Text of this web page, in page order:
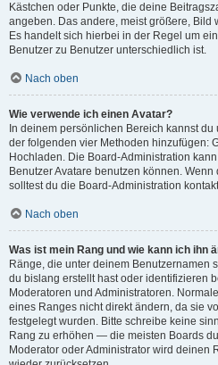
Kästchen oder Punkte, die deine
angeben. Das andere, meist größere, Bild
Es handelt sich hierbei in der Regel um
Benutzer zu Benutzer unterschiedlich ist.
Nach oben
Wie verwende ich einen Avatar?
In deinem persönlichen Bereich kannst du
der folgenden vier Methoden hinzufügen:
Hochladen. Die Board-Administration
Benutzer Avatare benutzen können.
solltest du die Board-Administration
Nach oben
Was ist mein Rang und wie kann ich ihn
Ränge, die unter deinem Benutzernamen
du bislang erstellt hast oder identifizieren
Moderatoren und Administratoren.
eines Ranges nicht direkt ändern, da sie
festgelegt wurden. Bitte schreibe keine
Rang zu erhöhen — die meisten Boards
Moderator oder Administrator wird deinen